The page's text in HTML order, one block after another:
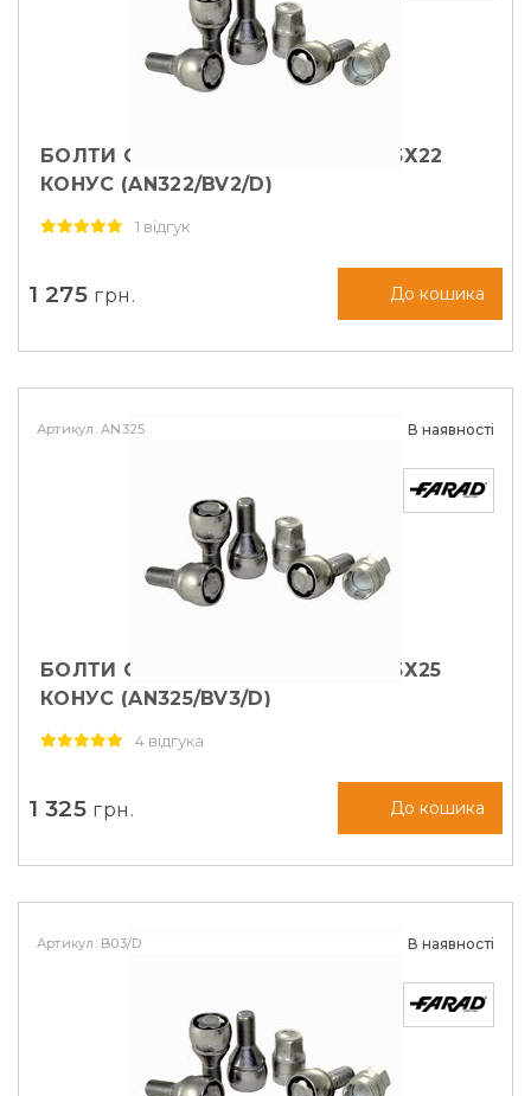
БОЛТИ СЕКРЕТНІ FARAD М12Х1, 25Х22
КОНУС (AN322/BV2/D)
1 відгук
1 275 грн. До кошика
Артикул: AN325 В наявності
БОЛТИ СЕКРЕТНІ FARAD М12Х1, 25Х25
КОНУС (AN325/BV3/D)
4 відгука
1 325 грн. До кошика
Артикул: B03/D В наявності